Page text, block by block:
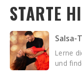
STARTE
Salsa-
Lerne
und